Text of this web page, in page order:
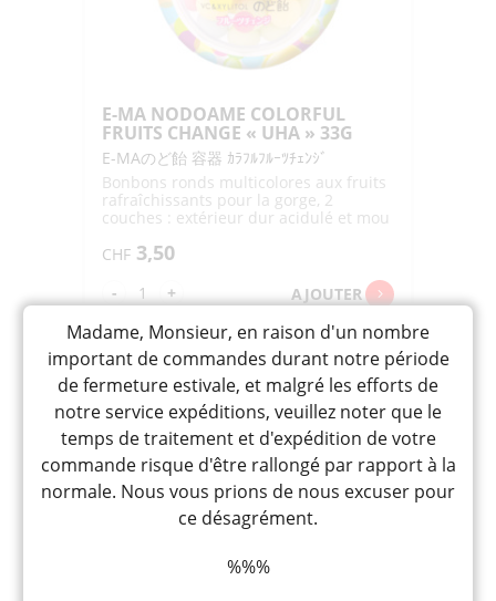
E-MA NODOAME COLORFUL
FRUITS CHANGE « UHA » 33G
E-MAのど飴 容器 ｶﾗﾌﾙﾌﾙｰﾂﾁｪﾝｼﾞ
Bonbons ronds multicolores aux fruits
rafraîchissants pour la gorge, 2
couches : extérieur dur acidulé et mou
CHF 3,50
-
quantité
E-
MA
NODOAME
COLORFUL
FRUITS
CHANGE
"UHA"
+ AJOUTER
Madame, Monsieur, en raison d'un nombre
important de commandes durant notre période
de fermeture estivale, et malgré les efforts de
notre service expéditions, veuillez noter que le
temps de traitement et d'expédition de votre
commande risque d'être rallongé par rapport à la
normale. Nous vous prions de nous excuser pour
ce désagrément.
%%%